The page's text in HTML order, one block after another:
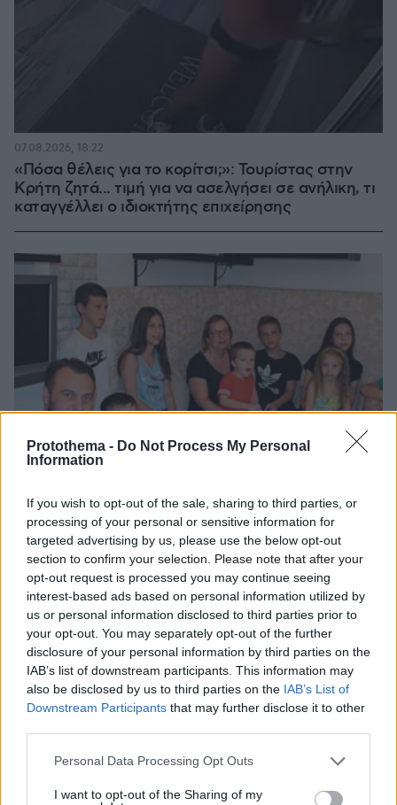
Protothema - Do Not Process My Personal
Information
If you wish to opt-out of the sale, sharing to third parties, or
processing of your personal or sensitive information for
targeted advertising by us, please use the below opt-out
section to confirm your selection. Please note that after your
opt-out request is processed you may continue seeing
interest-based ads based on personal information utilized by
us or personal information disclosed to third parties prior to
your opt-out. You may separately opt-out of the further
disclosure of your personal information by third parties on the
IAB’s list of downstream participants. This information may
also be disclosed by us to third parties on the IAB’s List of
Downstream Participants that may further disclose it to other
Please note that this website/app uses one or more Google
not limited to your visit or usage behaviour. You may click to
Personal Data Processing Opt Outs
I want to opt-out of the Sharing of my
«Πόσα θέλεις για το κορίτσι;»: Τουρίστας στην
Κρήτη ζητά... τιμή για να ασελγήσει σε ανήλικη, τι
καταγγέλλει ο ιδιοκτήτης επιχείρησης
07.08.2026, 18:22
Είδος υπό εξαφάνιση οι υπερπολύτεκνοι στην
Ελλάδα που γερνάει: Τα... δύο ταψιά μεσημεριανό,
τα επιδόματα, η καθημερινότητά τους
07.08.2026, 15:59
Ο Τούρκος πρώην σέντερ του NBA
συμπερίληψης και δηλώνει υποψήφιος